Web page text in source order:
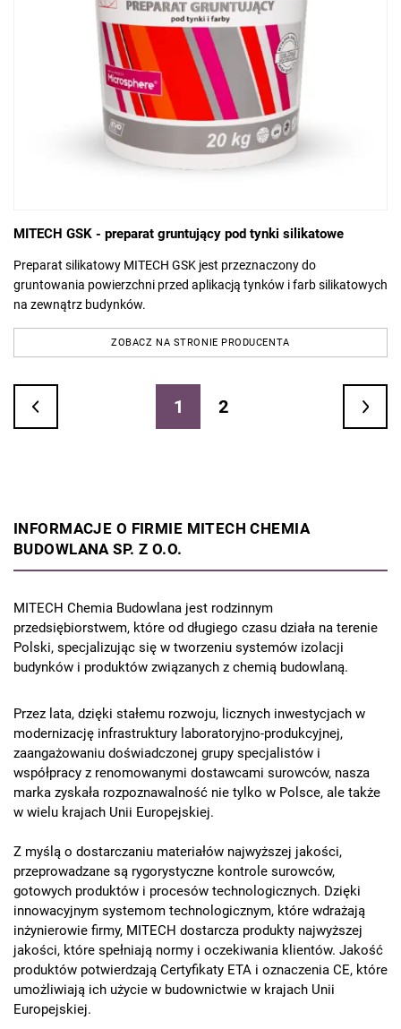
MITECH GSK - preparat gruntujący pod tynki silikatowe
Preparat silikatowy MITECH GSK jest przeznaczony do
gruntowania powierzchni przed aplikacją tynków i farb silikatowych
na zewnątrz budynków.
ZOBACZ NA STRONIE PRODUCENTA
1 2
INFORMACJE O FIRMIE MITECH CHEMIA
BUDOWLANA SP. Z O.O.
MITECH Chemia Budowlana jest rodzinnym
przedsiębiorstwem, które od długiego czasu działa na terenie
Polski, specjalizując się w tworzeniu systemów izolacji
budynków i produktów związanych z chemią budowlaną.
Przez lata, dzięki stałemu rozwoju, licznych inwestycjach w
modernizację infrastruktury laboratoryjno-produkcyjnej,
zaangażowaniu doświadczonej grupy specjalistów i
współpracy z renomowanymi dostawcami surowców, nasza
marka zyskała rozpoznawalność nie tylko w Polsce, ale także
w wielu krajach Unii Europejskiej.
Z myślą o dostarczaniu materiałów najwyższej jakości,
przeprowadzane są rygorystyczne kontrole surowców,
gotowych produktów i procesów technologicznych. Dzięki
innowacyjnym systemom technologicznym, które wdrażają
inżynierowie firmy, MITECH dostarcza produkty najwyższej
jakości, które spełniają normy i oczekiwania klientów. Jakość
produktów potwierdzają Certyfikaty ETA i oznaczenia CE, które
umożliwiają ich użycie w budownictwie w krajach Unii
Europejskiej.